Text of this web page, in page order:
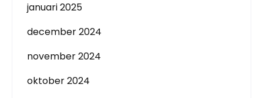
januari 2025
december 2024
november 2024
oktober 2024